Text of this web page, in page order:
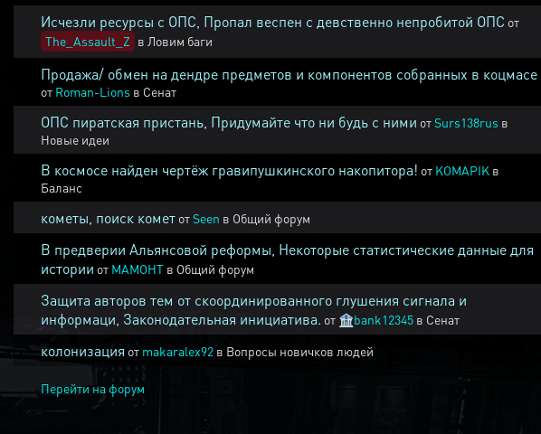
Исчезли ресурсы с ОПС, Пропал веспен с девственно непробитой ОПС от
The_Assault_Z в Ловим баги
Продажа/ обмен на дендре предметов и компонентов собранных в коцмасе
от Roman-Lions в Сенат
ОПС пиратская пристань, Придумайте что ни будь с ними отSurs138rus в
Новые идеи
В космосе найден чертёж гравипушкинского накопитора! от KOMAPIK в
Баланс
кометы, поиск комет отSeen в Общий форум
В предверии Альянсовой реформы, Некоторые статистические данные для
истории от MAMOHT в Общий форум
Защита авторов тем от скоординированного глушения сигнала и
информаци, Законодательная инициатива. от 🏦bank12345 в Сенат
колонизация от makaralex92 в Вопросы новичков людей
Перейти на форум